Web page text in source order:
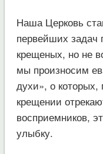
Наша Церковь
первейших
крещеных, но не
мы произносим
духи», о
крещении
восприемников,
улыбку.